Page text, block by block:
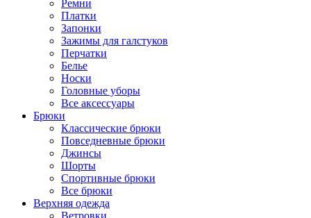
Ремни
Платки
Запонки
Зажимы для галстуков
Перчатки
Белье
Носки
Головные уборы
Все аксессуары
Брюки
Классические брюки
Повседневные брюки
Джинсы
Шорты
Спортивные брюки
Все брюки
Верхняя одежда
Ветровки